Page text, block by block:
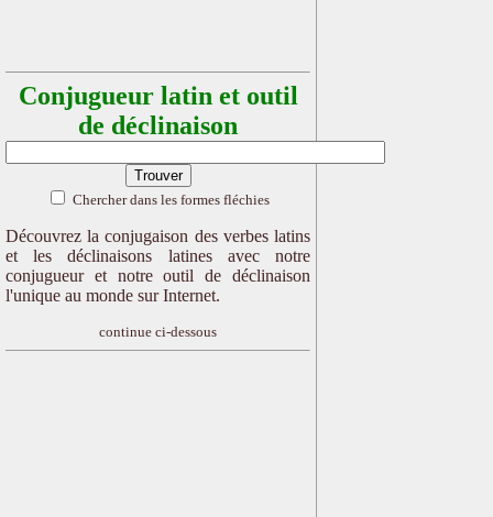
Conjugueur latin et outil
de déclinaison
Chercher dans les formes fléchies
Découvrez la conjugaison des verbes latins
et les déclinaisons latines avec notre
conjugueur et notre outil de déclinaison
l'unique au monde sur Internet.
continue ci-dessous